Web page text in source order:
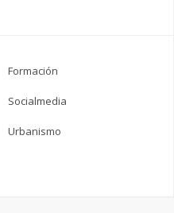
Formación
Socialmedia
Urbanismo